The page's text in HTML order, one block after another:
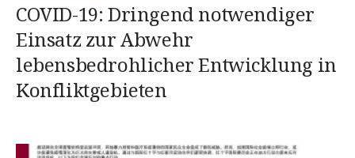
COVID-19: Dringend notwendiger
Einsatz zur Abwehr
lebensbedrohlicher Entwicklung in
Konfliktgebieten